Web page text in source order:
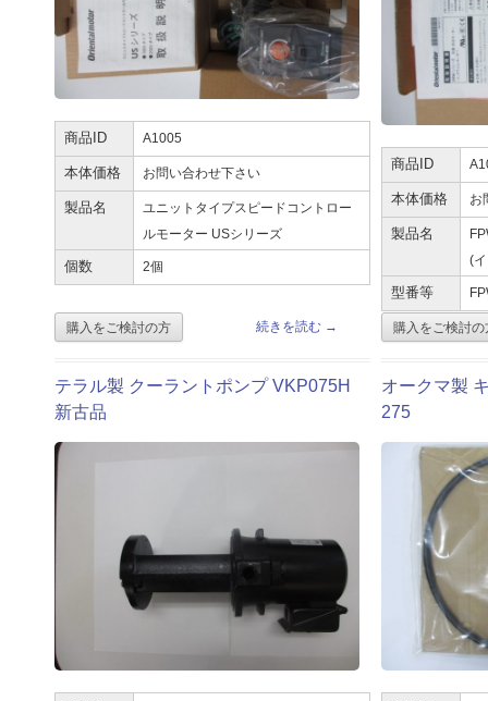
商品ID A1005
本体価格 お問い合わせ下さい
製品名
ユニットタイプスピードコントロー
ルモーター USシリーズ
個数 2個
続きを読む →
商品ID
本体価格 お
製品名
(
型番等
テラル製 クーラントポンプ VKP075H
新古品
オークマ製
275